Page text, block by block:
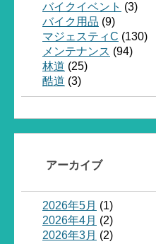
バイクイベント (3)
バイク用品 (9)
マジェスティC (130)
メンテナンス (94)
林道 (25)
酷道 (3)
アーカイブ
2026年5月 (1)
2026年4月 (2)
2026年3月 (2)